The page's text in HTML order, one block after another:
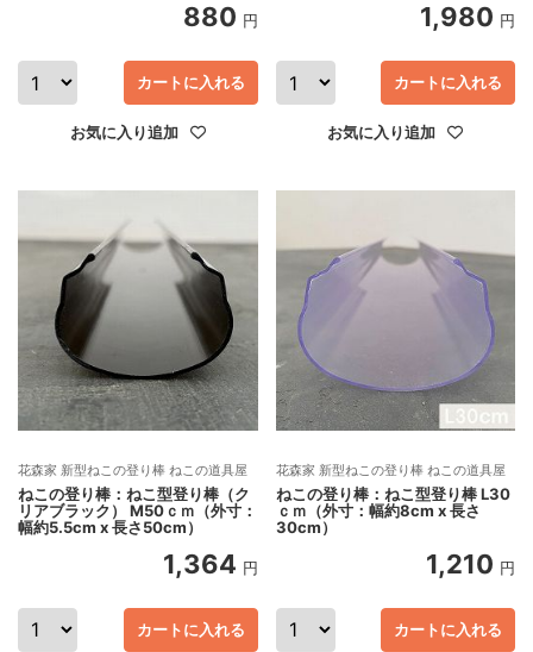
880 円
カートに入れる
お気に入り追加
1,980 円
カートに入れる
お気に入り追加
花森家 新型ねこの登り棒 ねこの道具屋
ねこの登り棒：ねこ型登り棒（ク
リアブラック） M50ｃｍ（外寸：
幅約5.5cm x 長さ50cm）
1,364 円
カートに入れる
花森家 新型ねこの登り棒 ねこの道具屋
ねこの登り棒：ねこ型登り棒 L30
ｃｍ（外寸：幅約8cm x 長さ
30cm）
1,210 円
カートに入れる